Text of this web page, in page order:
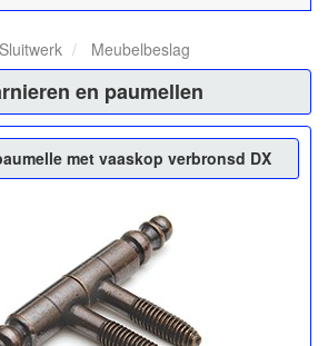
Meubelbeslag
en paumellen
met vaaskop verbronsd DX